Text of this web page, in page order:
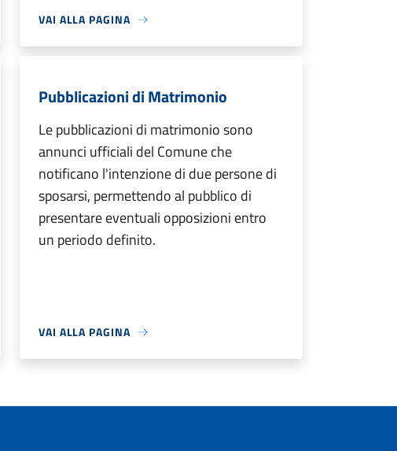
VAI ALLA PAGINA
Pubblicazioni di Matrimonio
Le pubblicazioni di matrimonio sono
annunci ufficiali del Comune che
notificano l'intenzione di due persone di
sposarsi, permettendo al pubblico di
presentare eventuali opposizioni entro
un periodo definito.
VAI ALLA PAGINA